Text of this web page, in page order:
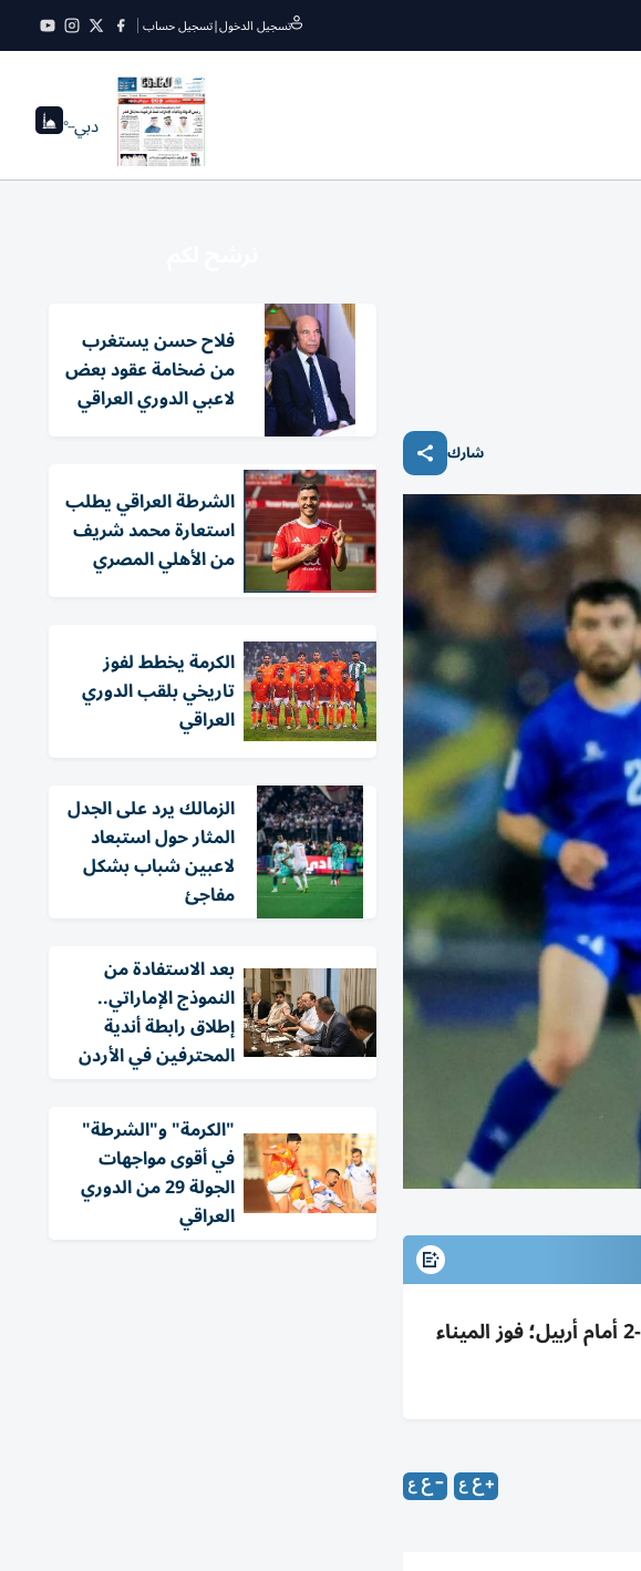
تسجيل الدخول|تسجيل حساب
دبي--°
شارك
القوة الجوية يهزم الزوراء 2-1 بهدفين قاتلين ويقترب من اللقب (83 نقطة)، والشرطة يخسر 0-2 أمام أربيل؛ فوز الميناء
فلاح حسن يستغرب
من ضخامة عقود بعض
لاعبي الدوري العراقي
الشرطة العراقي يطلب
استعارة محمد شريف
من الأهلي المصري
الكرمة يخطط لفوز
تاريخي بلقب الدوري
العراقي
الزمالك يرد على الجدل
المثار حول استبعاد
لاعبين شباب بشكل
مفاجئ
بعد الاستفادة من
النموذج الإماراتي..
إطلاق رابطة أندية
المحترفين في الأردن
"الكرمة" و"الشرطة"
في أقوى مواجهات
الجولة 29 من الدوري
العراقي